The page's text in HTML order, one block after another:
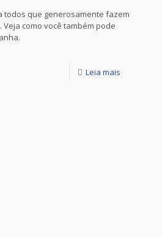
todos que generosamente fazem
como você também pode
Leia mais